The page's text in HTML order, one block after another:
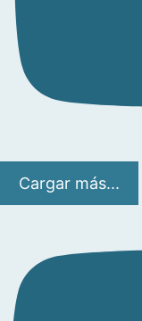
Cargar más...